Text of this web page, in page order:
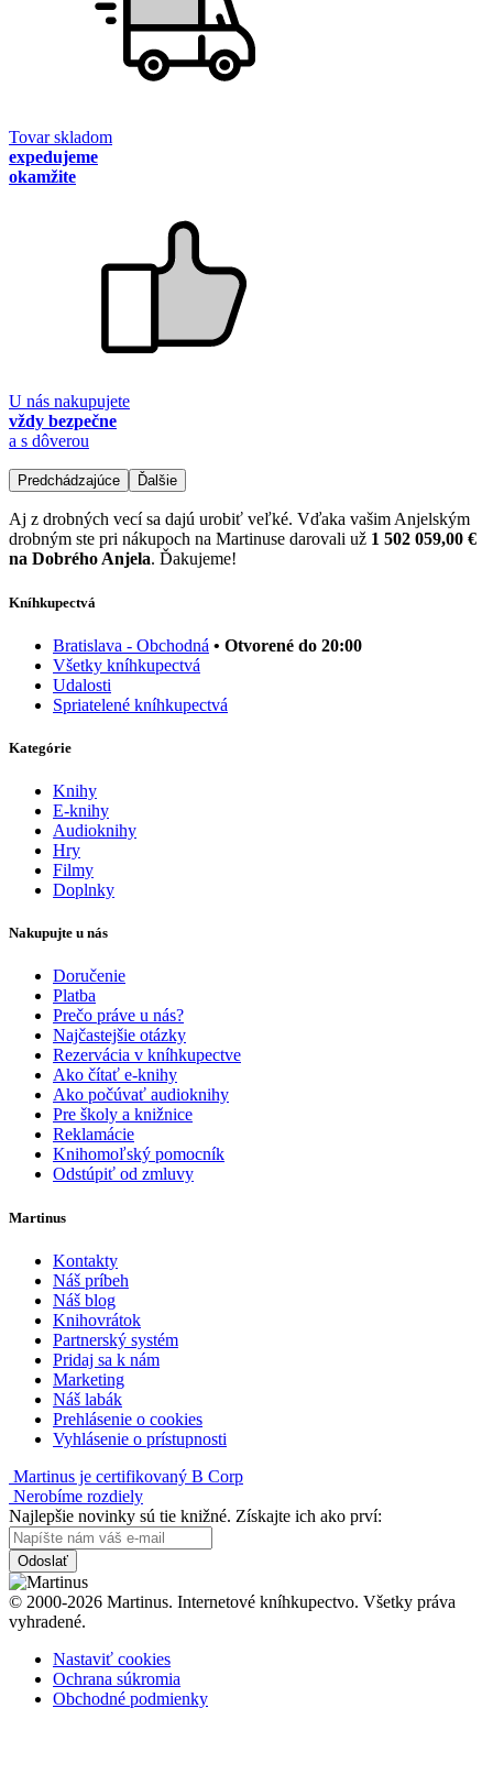
Tovar skladom
expedujeme
okamžite
U nás nakupujete
vždy bezpečne
a s dôverou
Predchádzajúce Ďalšie
Aj z drobných vecí sa dajú urobiť veľké. Vďaka vašim Anjelským
drobným ste pri nákupoch na Martinuse darovali už 1 502 059,00 €
na Dobrého Anjela. Ďakujeme!
Kníhkupectvá
Bratislava - Obchodná • Otvorené do 20:00
Všetky kníhkupectvá
Udalosti
Spriatelené kníhkupectvá
Kategórie
Knihy
E-knihy
Audioknihy
Hry
Filmy
Doplnky
Nakupujte u nás
Doručenie
Platba
Prečo práve u nás?
Najčastejšie otázky
Rezervácia v kníhkupectve
Ako čítať e-knihy
Ako počúvať audioknihy
Pre školy a knižnice
Reklamácie
Knihomoľský pomocník
Odstúpiť od zmluvy
Martinus
Kontakty
Náš príbeh
Náš blog
Knihovrátok
Partnerský systém
Pridaj sa k nám
Marketing
Náš labák
Prehlásenie o cookies
Vyhlásenie o prístupnosti
Martinus je certifikovaný B Corp
Nerobíme rozdiely
Najlepšie novinky sú tie knižné. Získajte ich ako prví:
Odoslať
© 2000-2026 Martinus. Internetové kníhkupectvo. Všetky práva
vyhradené.
Nastaviť cookies
Ochrana súkromia
Obchodné podmienky